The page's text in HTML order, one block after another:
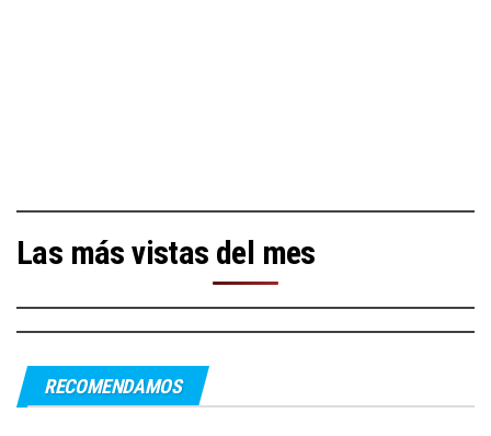
Las más vistas del mes
RECOMENDAMOS